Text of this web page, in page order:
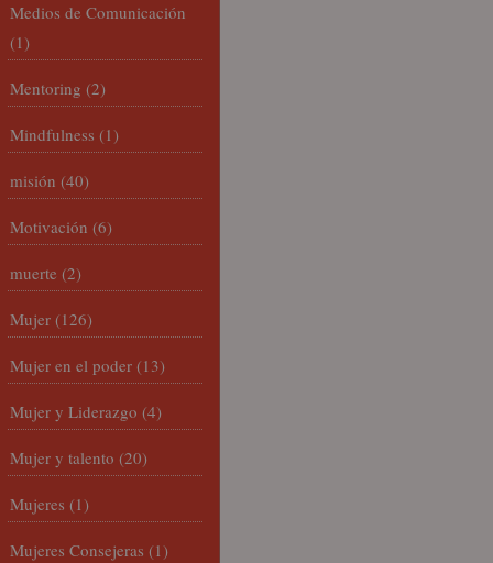
Medios de Comunicación
(1)
Mentoring (2)
Mindfulness (1)
misión (40)
Motivación (6)
muerte (2)
Mujer (126)
Mujer en el poder (13)
Mujer y Liderazgo (4)
Mujer y talento (20)
Mujeres (1)
Mujeres Consejeras (1)